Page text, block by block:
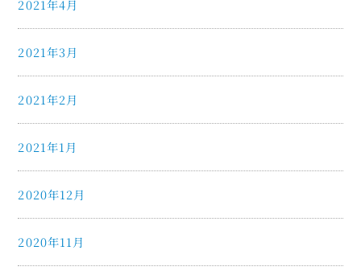
2021年4月
2021年3月
2021年2月
2021年1月
2020年12月
2020年11月